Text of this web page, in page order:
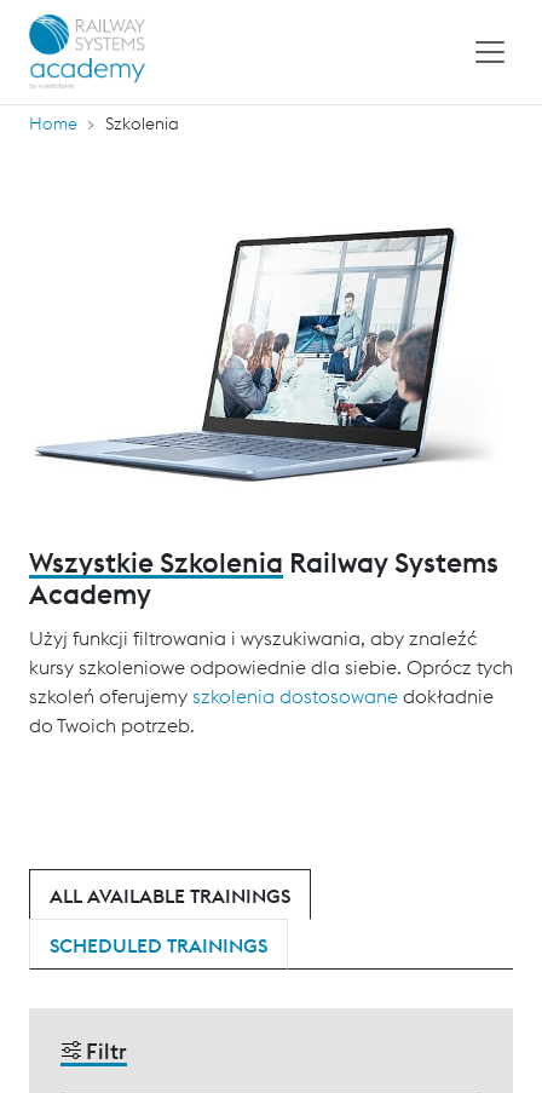
Home Szkolenia
Wszystkie Szkolenia Railway Systems
Academy
Użyj funkcji filtrowania i wyszukiwania, aby znaleźć
kursy szkoleniowe odpowiednie dla siebie. Oprócz tych
szkoleń oferujemy szkolenia dostosowane dokładnie
do Twoich potrzeb.
ALL AVAILABLE TRAININGS
SCHEDULED TRAININGS
Filtr